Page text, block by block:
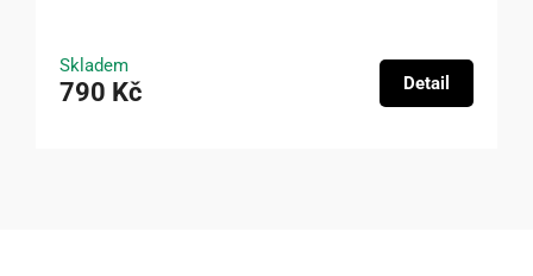
Skladem
790 Kč Detail